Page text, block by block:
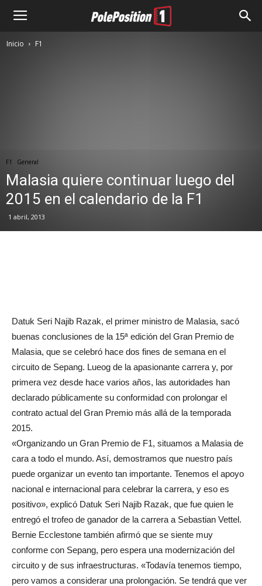
Inicio F1
F1 General
Malasia quiere continuar luego del
2015 en el calendario de la F1
1 abril, 2013
Datuk Seri Najib Razak, el primer ministro de Malasia, sacó
buenas conclusiones de la 15ª edición del Gran Premio de
Malasia, que se celebró hace dos fines de semana en el
circuito de Sepang. Lueog de la apasionante carrera y, por
primera vez desde hace varios años, las autoridades han
declarado públicamente su conformidad con prolongar el
contrato actual del Gran Premio más allá de la temporada
2015.
«Organizando un Gran Premio de F1, situamos a Malasia de
cara a todo el mundo. Así, demostramos que nuestro país
puede organizar un evento tan importante. Tenemos el apoyo
nacional e internacional para celebrar la carrera, y eso es
positivo», explicó Datuk Seri Najib Razak, que fue quien le
entregó el trofeo de ganador de la carrera a Sebastian Vettel.
Bernie Ecclestone también afirmó que se siente muy
conforme con Sepang, pero espera una modernización del
circuito y de sus infraestructuras. «Todavía tenemos tiempo,
pero vamos a considerar una prolongación. Se tendrá que ver